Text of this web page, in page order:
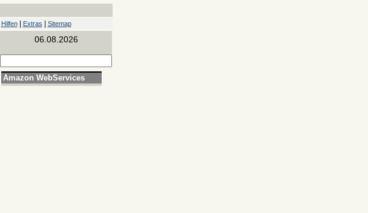
Hilfen| Extras Sitemap
06.08.2026
Amazon WebServices